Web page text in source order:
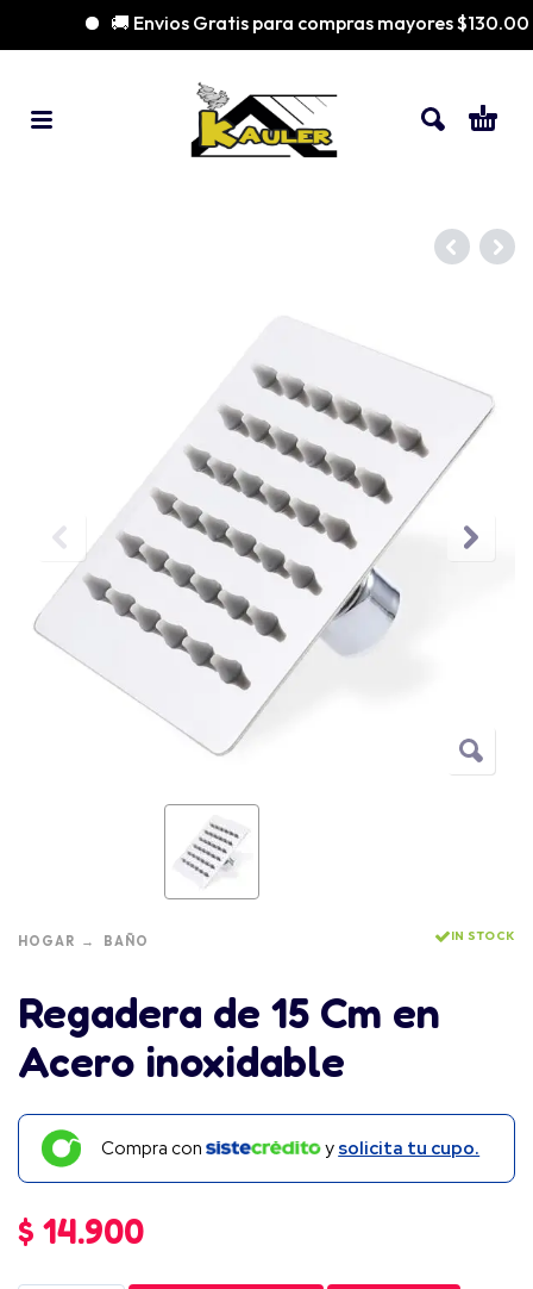
🚚 Envios Gratis para compras mayores $130.000
HOGAR BAÑO IN STOCK
Regadera de 15 Cm en
Acero inoxidable
Compra con y solicita tu cupo.
$ 14.900